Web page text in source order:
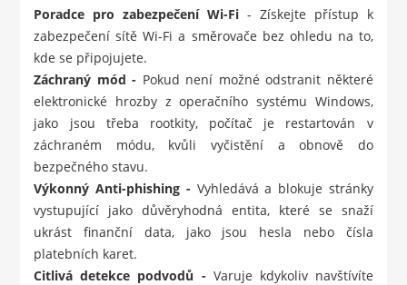
Poradce pro zabezpečení Wi-Fi - Získejte přístup k
zabezpečení sítě Wi-Fi a směrovače bez ohledu na to,
kde se připojujete.
Záchraný mód - Pokud není možné odstranit některé
elektronické hrozby z operačního systému Windows,
jako jsou třeba rootkity, počítač je restartován v
záchraném módu, kvůli vyčistění a obnově do
bezpečného stavu.
Výkonný Anti-phishing - Vyhledává a blokuje stránky
vystupující jako důvěryhodná entita, které se snaží
ukrást finanční data, jako jsou hesla nebo čísla
platebních karet.
Citlivá detekce podvodů - Varuje kdykoliv navštívíte